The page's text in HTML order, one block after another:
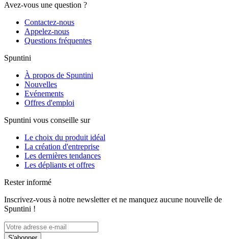
Avez-vous une question ?
Contactez-nous
Appelez-nous
Questions fréquentes
Spuntini
À propos de Spuntini
Nouvelles
Evénements
Offres d'emploi
Spuntini vous conseille sur
Le choix du produit idéal
La création d'entreprise
Les dernières tendances
Les dépliants et offres
Rester informé
Inscrivez-vous à notre newsletter et ne manquez aucune nouvelle de
Spuntini !